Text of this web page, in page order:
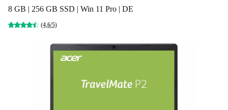
8 GB | 256 GB SSD | Win 11 Pro | DE
(4,6/5)